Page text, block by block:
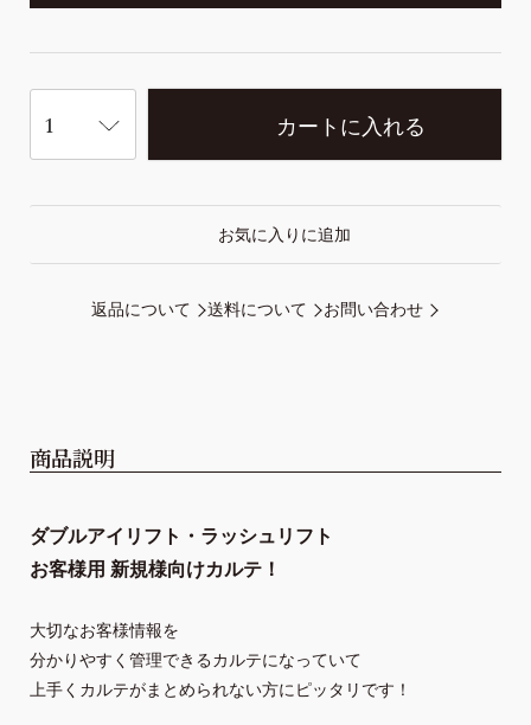
カートに入れる
お気に入りに追加
返品について 送料について お問い合わせ
商品説明
ダブルアイリフト・ラッシュリフト
お客様用 新規様向けカルテ！
大切なお客様情報を
分かりやすく管理できるカルテになっていて
上手くカルテがまとめられない方にピッタリです！